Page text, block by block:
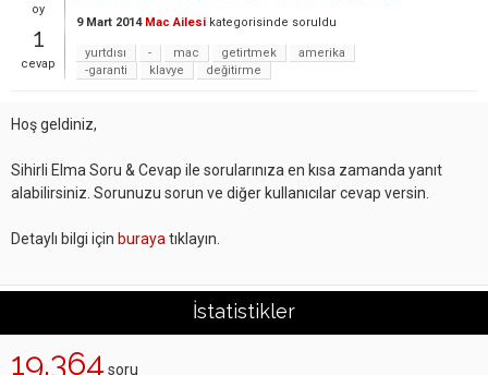
oy
1
cevap
9 Mart 2014 Mac Ailesi kategorisinde soruldu
yurtdısı - mac getirtmek
amerika
-garanti
klavye değitirme
Hoş geldiniz,
Sihirli Elma Soru & Cevap ile sorularınıza en kısa zamanda yanıt
alabilirsiniz. Sorunuzu sorun ve diğer kullanıcılar cevap versin.
Detaylı bilgi için buraya tıklayın.
İstatistikler
19,364 soru